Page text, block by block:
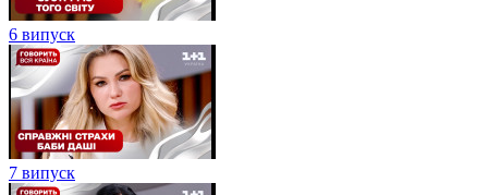
6 випуск
7 випуск